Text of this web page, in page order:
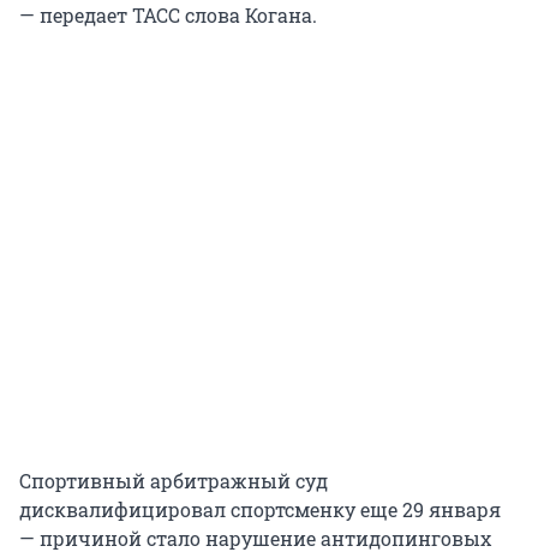
— передает ТАСС слова Когана.
Спортивный арбитражный суд
дисквалифицировал спортсменку еще 29 января
— причиной стало нарушение антидопинговых